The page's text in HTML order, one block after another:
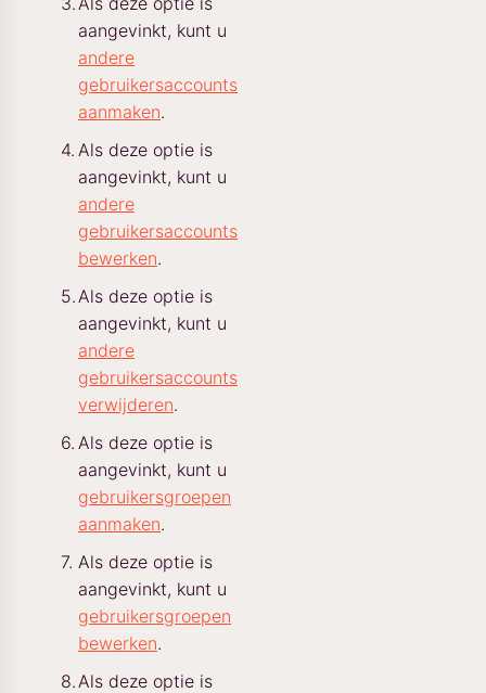
aangevinkt, kunt u
andere
gebruikersaccounts
aanmaken.
Als deze optie is
aangevinkt, kunt u
andere
gebruikersaccounts
bewerken.
Als deze optie is
aangevinkt, kunt u
andere
gebruikersaccounts
verwijderen.
Als deze optie is
aangevinkt, kunt u
gebruikersgroepen
aanmaken.
Als deze optie is
aangevinkt, kunt u
gebruikersgroepen
bewerken.
Als deze optie is